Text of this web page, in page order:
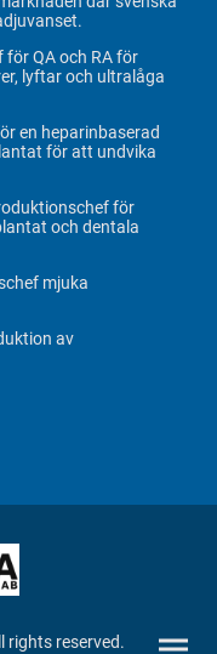
för QA och RA för
lyftar och ultralåga
en heparinbaserad
för att undvika
för
och dentala
mjuka
av
rights reserved.